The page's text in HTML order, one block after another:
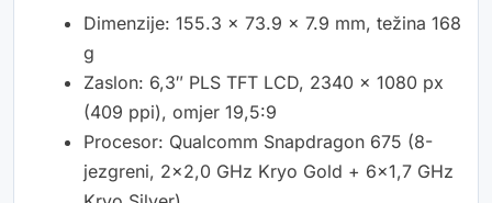
Dimenzije: 155.3 x 73.9 x 7.9 mm, težina 168
g
Zaslon: 6,3″ PLS TFT LCD, 2340 x 1080 px
(409 ppi), omjer 19,5:9
Procesor: Qualcomm Snapdragon 675 (8-
jezgreni, 2×2,0 GHz Kryo Gold + 6×1,7 GHz